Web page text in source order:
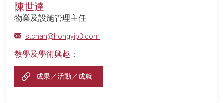
陳世達
物業及設施管理主任
stchan@hongyip3.com
教學及學術興趣：
成果／活動／成就